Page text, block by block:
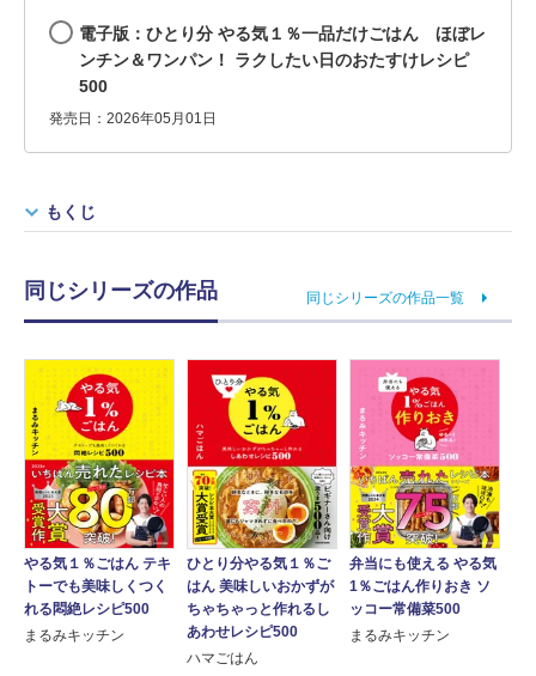
電子版：ひとり分 やる気１％一品だけごはん ほぼレ
ンチン＆ワンパン！ ラクしたい日のおたすけレシピ
500
発売日：2026年05月01日
もくじ
同じシリーズの作品 同じシリーズの作品一覧
やる気１％ごはん テキ
トーでも美味しくつく
れる悶絶レシピ500
まるみキッチン
ひとり分やる気１％ご
はん 美味しいおかずが
ちゃちゃっと作れるし
あわせレシピ500
ハマごはん
弁当にも使える やる気
1％ごはん作りおき ソ
ッコー常備菜500
まるみキッチン